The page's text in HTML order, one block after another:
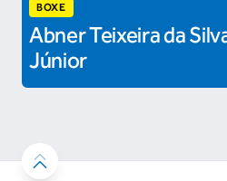
BOXE
Abner Teixeira da
Júnior